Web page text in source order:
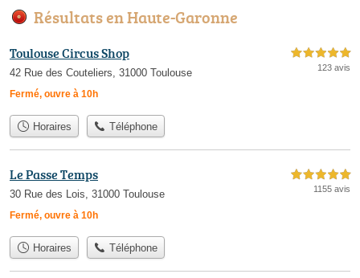
Résultats en Haute-Garonne
Toulouse Circus Shop
42 Rue des Couteliers, 31000 Toulouse
Fermé, ouvre à 10h
5,0 étoiles sur 5
123 avis
Horaires Téléphone
Le Passe Temps
30 Rue des Lois, 31000 Toulouse
Fermé, ouvre à 10h
5,0 étoiles sur 5
1155 avis
Horaires Téléphone